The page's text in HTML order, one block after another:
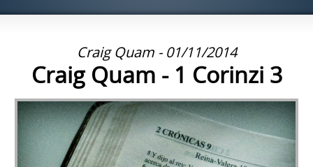
Craig Quam - 01/11/2014
Craig Quam - 1 Corinzi 3